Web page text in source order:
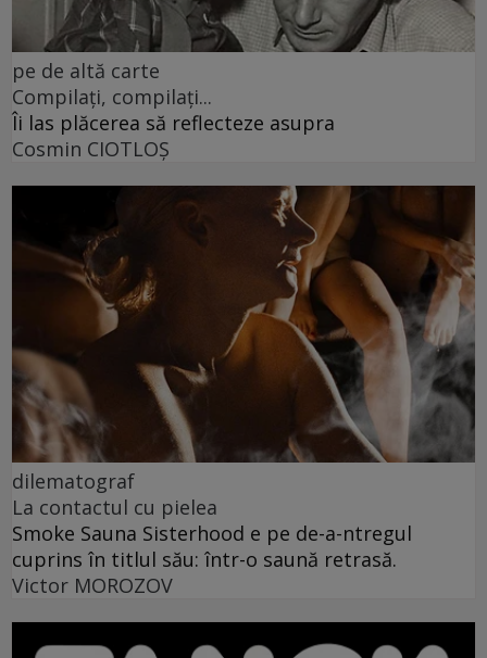
pe de altă carte
Compilați, compilați...
Îi las plăcerea să reflecteze asupra
Cosmin CIOTLOŞ
dilematograf
La contactul cu pielea
Smoke Sauna Sisterhood e pe de-a-ntregul
cuprins în titlul său: într-o saună retrasă.
Victor MOROZOV